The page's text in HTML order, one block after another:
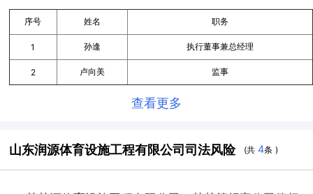
序号 姓名 职务
1 孙逢 执行董事兼总经理
2 卢向美 监事
查看更多
山东润源体育设施工程有限公司司法风险 (共4条 )